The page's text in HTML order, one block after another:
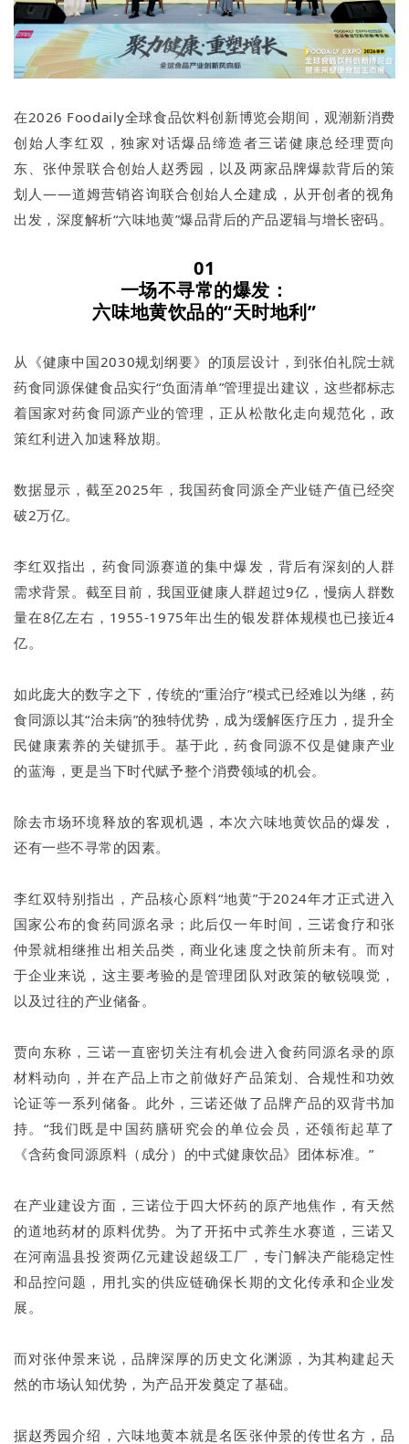
在2026 Foodaily全球食品饮料创新博览会期间，观潮新消费
创始人李红双，独家对话爆品缔造者三诺健康总经理贾向
东、张仲景联合创始人赵秀园，以及两家品牌爆款背后的策
划人——道姆营销咨询联合创始人仝建成，从开创者的视角
出发，深度解析“六味地黄”爆品背后的产品逻辑与增长密码。
01
一场不寻常的爆发：
六味地黄饮品的“天时地利”
从《健康中国2030规划纲要》的顶层设计，到张伯礼院士就
药食同源保健食品实行“负面清单”管理提出建议，这些都标志
着国家对药食同源产业的管理，正从松散化走向规范化，政
策红利进入加速释放期。
数据显示，截至2025年，我国药食同源全产业链产值已经突
破2万亿。
李红双指出，药食同源赛道的集中爆发，背后有深刻的人群
需求背景。截至目前，我国亚健康人群超过9亿，慢病人群数
量在8亿左右，1955-1975年出生的银发群体规模也已接近4
亿。
如此庞大的数字之下，传统的“重治疗”模式已经难以为继，药
食同源以其“治未病”的独特优势，成为缓解医疗压力，提升全
民健康素养的关键抓手。基于此，药食同源不仅是健康产业
的蓝海，更是当下时代赋予整个消费领域的机会。
除去市场环境释放的客观机遇，本次六味地黄饮品的爆发，
还有一些不寻常的因素。
李红双特别指出，产品核心原料“地黄”于2024年才正式进入
国家公布的食药同源名录；此后仅一年时间，三诺食疗和张
仲景就相继推出相关品类，商业化速度之快前所未有。而对
于企业来说，这主要考验的是管理团队对政策的敏锐嗅觉，
以及过往的产业储备。
贾向东称，三诺一直密切关注有机会进入食药同源名录的原
材料动向，并在产品上市之前做好产品策划、合规性和功效
论证等一系列储备。此外，三诺还做了品牌产品的双背书加
持。“我们既是中国药膳研究会的单位会员，还领衔起草了
《含药食同源原料（成分）的中式健康饮品》团体标准。”
在产业建设方面，三诺位于四大怀药的原产地焦作，有天然
的道地药材的原料优势。为了开拓中式养生水赛道，三诺又
在河南温县投资两亿元建设超级工厂，专门解决产能稳定性
和品控问题，用扎实的供应链确保长期的文化传承和企业发
展。
而对张仲景来说，品牌深厚的历史文化渊源，为其构建起天
然的市场认知优势，为产品开发奠定了基础。
据赵秀园介绍，六味地黄本就是名医张仲景的传世名方，品